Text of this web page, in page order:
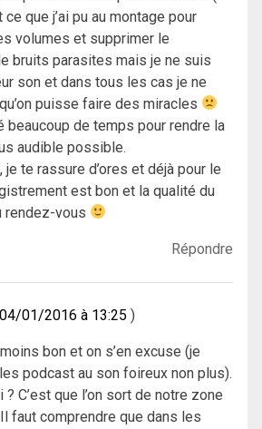
ce que j’ai pu au montage pour
volumes et supprimer le
bruits parasites mais je ne suis
son et dans tous les cas je ne
puisse faire des miracles
beaucoup de temps pour rendre la
audible possible.
je te rassure d’ores et déjà pour le
est bon et la qualité du
rendez-vous
Répondre
04/01/2016 à 13:25
bon et on s’en excuse (je
podcast au son foireux non plus).
? C’est que l’on sort de notre zone
faut comprendre que dans les